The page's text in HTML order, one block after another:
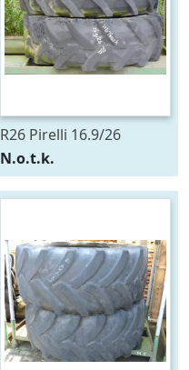
R26 Pirelli 16.9/26
N.o.t.k.